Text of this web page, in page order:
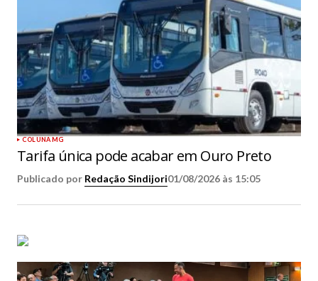
COLUNA MG
Tarifa única pode acabar em Ouro Preto
Publicado por Redação Sindijori01/08/2026 às 15:05